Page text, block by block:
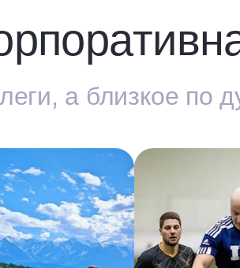
а близкое по